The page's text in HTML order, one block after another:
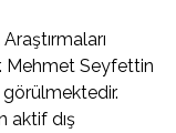
Mehmet Seyfettin
aktif dış